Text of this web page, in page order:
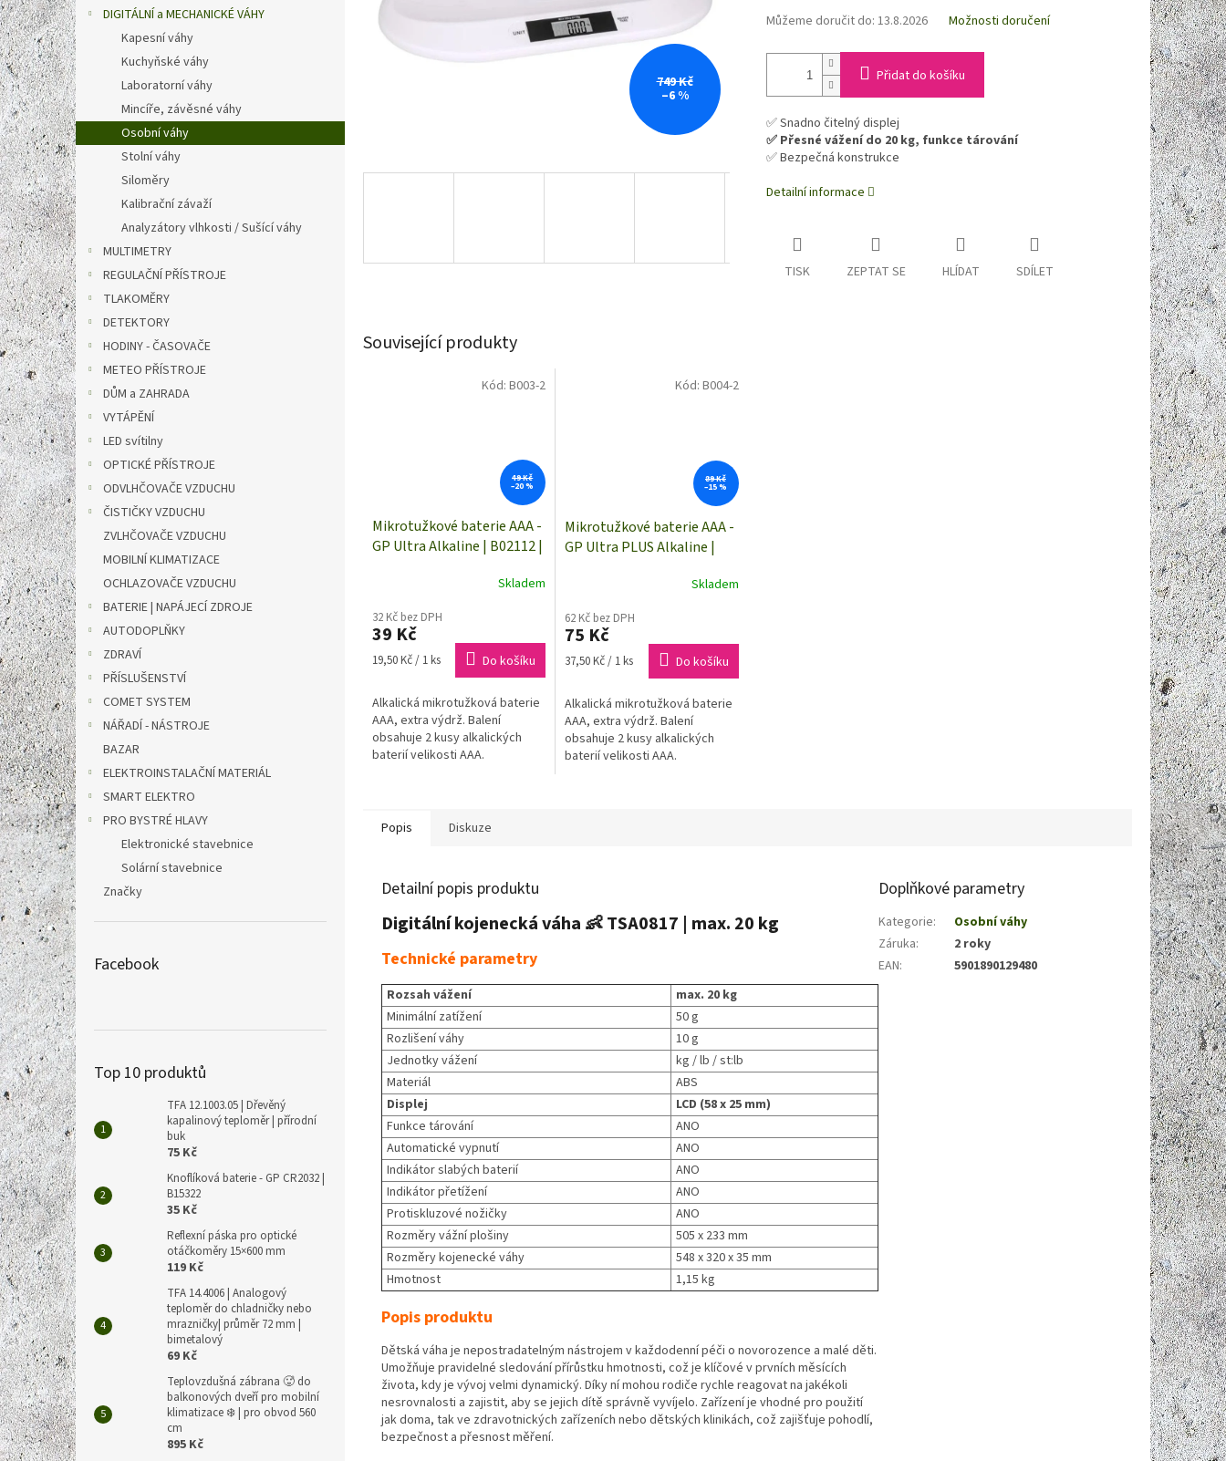
e
l
DIGITÁLNÍ a MECHANICKÉ VÁHY
Kapesní váhy
Kuchyňské váhy
Laboratorní váhy
Mincíře, závěsné váhy
Osobní váhy
Stolní váhy
Siloměry
Kalibrační závaží
Analyzátory vlhkosti / Sušící váhy
MULTIMETRY
REGULAČNÍ PŘÍSTROJE
TLAKOMĚRY
DETEKTORY
HODINY - ČASOVAČE
METEO PŘÍSTROJE
DŮM a ZAHRADA
VYTÁPĚNÍ
LED svítilny
OPTICKÉ PŘÍSTROJE
ODVLHČOVAČE VZDUCHU
ČISTIČKY VZDUCHU
ZVLHČOVAČE VZDUCHU
MOBILNÍ KLIMATIZACE
OCHLAZOVAČE VZDUCHU
BATERIE | NAPÁJECÍ ZDROJE
AUTODOPLŇKY
ZDRAVÍ
PŘÍSLUŠENSTVÍ
COMET SYSTEM
NÁŘADÍ - NÁSTROJE
BAZAR
ELEKTROINSTALAČNÍ MATERIÁL
SMART ELEKTRO
PRO BYSTRÉ HLAVY
Elektronické stavebnice
Solární stavebnice
Značky
Facebook
Top 10 produktů
TFA 12.1003.05 | Dřevěný
kapalinový teploměr | přírodní
buk
75 Kč
Knoflíková baterie - GP CR2032 |
B15322
35 Kč
Reflexní páska pro optické
otáčkoměry 15×600 mm
119 Kč
TFA 14.4006 | Analogový
teploměr do chladničky nebo
mrazničky| průměr 72 mm |
bimetalový
69 Kč
Teplovzdušná zábrana 🥵 do
balkonových dveří pro mobilní
klimatizace ❄️ | pro obvod 560
cm
895 Kč
749 Kč
–6 %
Můžeme doručit do: 13.8.2026 Možnosti doručení
Přidat do košíku
✅ Snadno čitelný displej
✅ Přesné vážení do 20 kg, funkce tárování
✅ Bezpečná konstrukce
Detailní informace
TISK ZEPTAT SE HLÍDAT SDÍLET
Související produkty
49 Kč
–20 %
Mikrotužkové baterie AAA -
GP Ultra Alkaline | B02112 |
Skladem
32 Kč bez DPH
39 Kč
Měrná
19,50 Kč / 1 ks Do košíku
Alkalická mikrotužková baterie
AAA, extra výdrž. Balení
obsahuje 2 kusy alkalických
baterií velikosti AAA.
Kód: B003-2
89 Kč
–15 %
Mikrotužkové baterie AAA -
GP Ultra PLUS Alkaline |
Skladem
62 Kč bez DPH
75 Kč
Měrná
37,50 Kč / 1 ks Do košíku
Alkalická mikrotužková baterie
AAA, extra výdrž. Balení
obsahuje 2 kusy alkalických
baterií velikosti AAA.
Kód: B004-2
Popis Diskuze
Detailní popis produktu
Digitální kojenecká váha 👶 TSA0817 | max. 20 kg
Technické parametry
Rozsah vážení
max. 20 kg
Minimální zatížení
50 g
Rozlišení váhy
10 g
Jednotky vážení
kg / lb / st:lb
Materiál
ABS
Displej
LCD (58 x 25 mm)
Funkce tárování
ANO
Automatické vypnutí
ANO
Indikátor slabých baterií
ANO
Indikátor přetížení
ANO
Protiskluzové nožičky
ANO
Rozměry vážní plošiny
505 x 233 mm
Rozměry kojenecké váhy
548 x 320 x 35 mm
Hmotnost
1,15 kg
Popis produktu
Dětská váha je nepostradatelným nástrojem v každodenní péči o novorozence a malé děti.
Umožňuje pravidelné sledování přírůstku hmotnosti, což je klíčové v prvních měsících
života, kdy je vývoj velmi dynamický. Díky ní mohou rodiče rychle reagovat na jakékoli
nesrovnalosti a zajistit, aby se jejich dítě správně vyvíjelo. Zařízení je vhodné pro použití
jak doma, tak ve zdravotnických zařízeních nebo dětských klinikách, což zajišťuje pohodlí,
bezpečnost a přesnost měření.
Doplňkové parametry
Kategorie:
Osobní váhy
Záruka:
2 roky
EAN: 5901890129480